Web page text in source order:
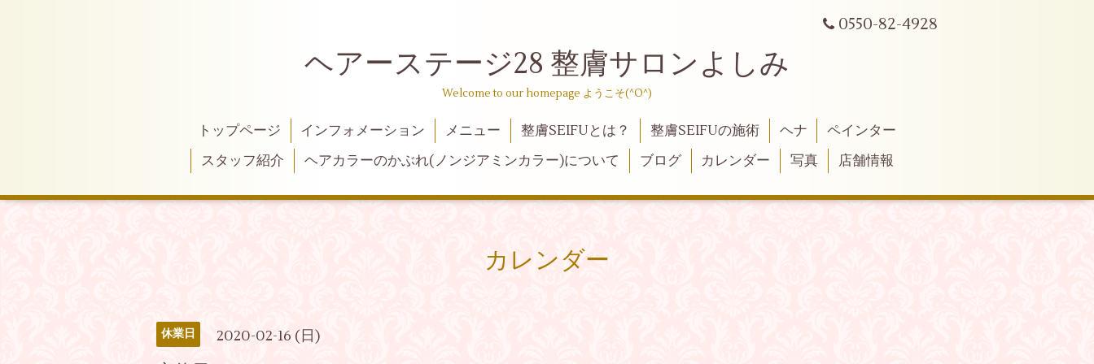
0550-82-4928
ヘアーステージ28 整膚サロンよしみ
Welcome to our homepage ようこそ(^O^)
トップページ インフォメーション メニュー 整膚SEIFUとは？ 整膚SEIFUの施術 ヘナ
ペインター
スタッフ紹介
ヘアカラーのかぶれ(ノンジアミンカラー)について ブログ カレンダー 写真 店舗情報
カレンダー
休業日 2020-02-16 (日)